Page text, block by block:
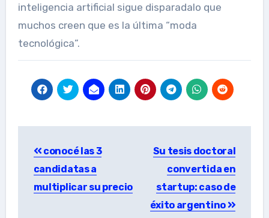
inteligencia artificial sigue disparadalo que
muchos creen que es la última “moda
tecnológica”.
navigation
conocé las 3
candidatas a
multiplicar su precio
Su tesis doctoral
convertida en
startup: caso de
éxito argentino